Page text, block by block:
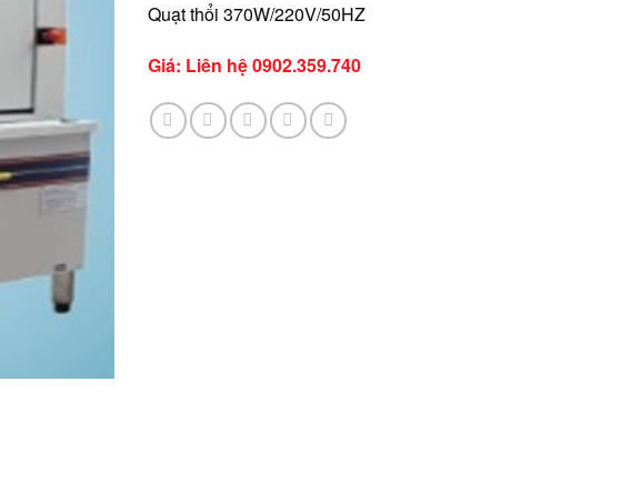
Quạt thổi 370W/220V/50HZ
Giá: Liên hệ 0902.359.740